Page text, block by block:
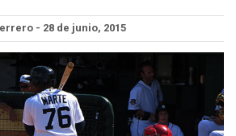
- 28 de junio, 2015